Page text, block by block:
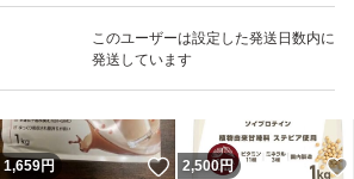
このユーザーは設定した発送日数内に
発送しています
いいね！
1,659円 いいね！
2,500円